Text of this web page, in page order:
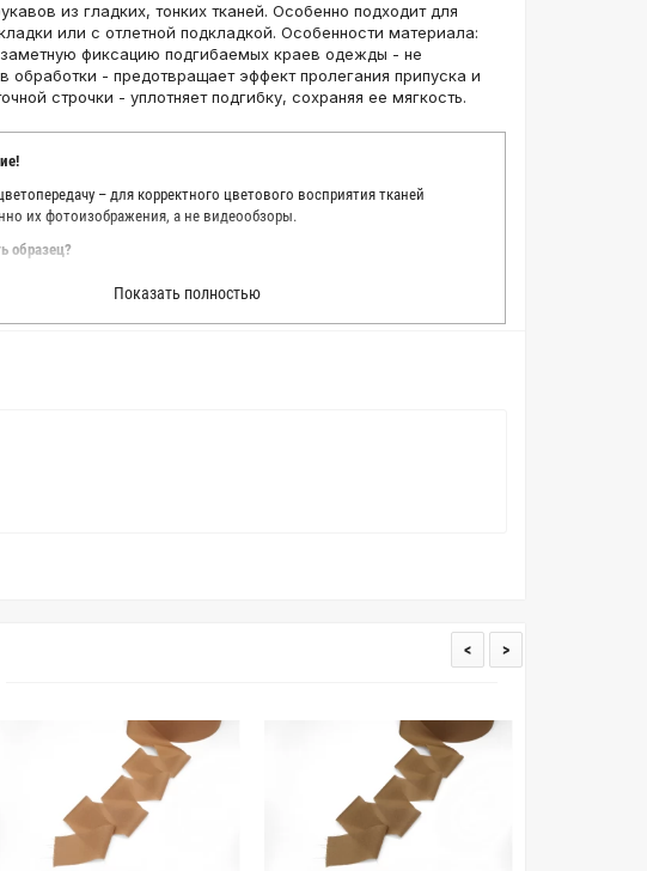
из гладких, тонких тканей. Особенно подходит для
или с отлетной подкладкой. Особенности материала:
фиксацию подгибаемых краев одежды - не
обработки - предотвращает эффект пролегания припуска и
строчки - уплотняет подгибку, сохраняя ее мягкость.
– для корректного цветового восприятия тканей
их фотоизображения, а не видеообзоры.
образец?
чтобы точно описать цвет каждой ткани из нашего каталога.
фотографируем каждую ткань в естественном свете, стараемся
правильные цветовые условия и описания. Но несмотря на наши
Показать полностью
< >